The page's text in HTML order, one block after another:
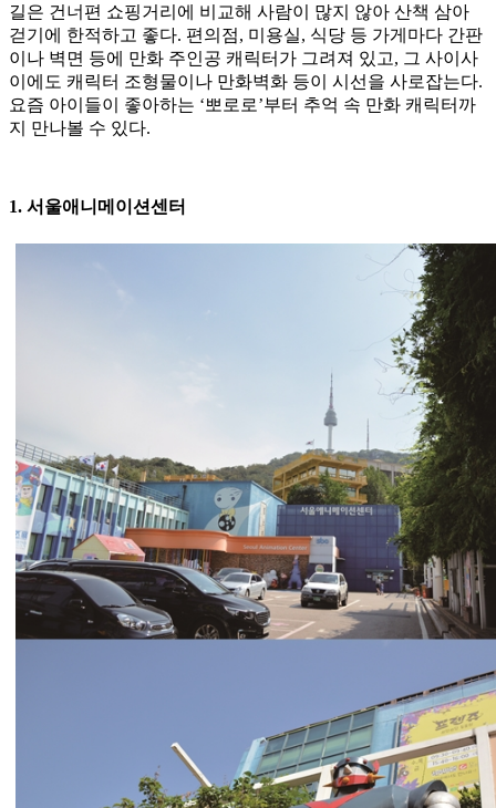
길은 건너편 쇼핑거리에 비교해 사람이 많지 않아 산책 삼아
걷기에 한적하고 좋다. 편의점, 미용실, 식당 등 가게마다 간판
이나 벽면 등에 만화 주인공 캐릭터가 그려져 있고, 그 사이사
이에도 캐릭터 조형물이나 만화벽화 등이 시선을 사로잡는다.
요즘 아이들이 좋아하는 ‘뽀로로’부터 추억 속 만화 캐릭터까
지 만나볼 수 있다.
1. 서울애니메이션센터